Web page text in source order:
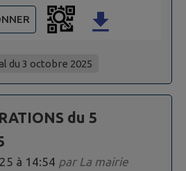
du 3 octobre 2025
du 5
à 14:54 par La mairie